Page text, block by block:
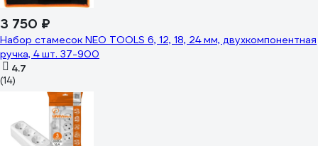
3 750 ₽
Набор стамесок NEO TOOLS 6, 12, 18, 24 мм, двухкомпонентная
ручка, 4 шт. 37-900
4.7
(14)